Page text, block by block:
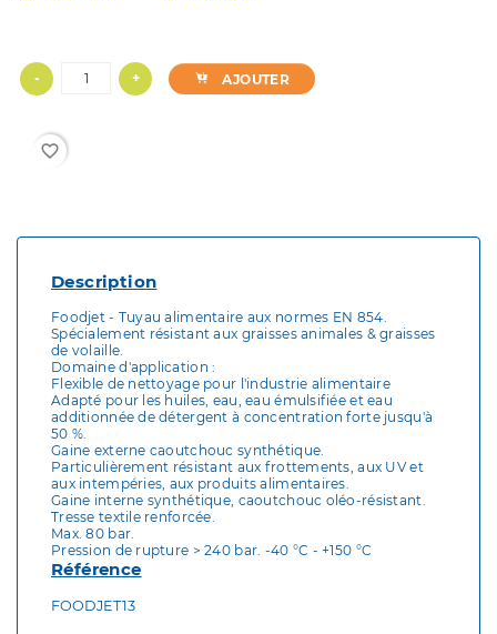
- + AJOUTER
favorite_border
Description
Foodjet - Tuyau alimentaire aux normes EN 854.
Spécialement résistant aux graisses animales & graisses
de volaille.
Domaine d'application :
Flexible de nettoyage pour l'industrie alimentaire
Adapté pour les huiles, eau, eau émulsifiée et eau
additionnée de détergent à concentration forte jusqu'à
50 %.
Gaine externe caoutchouc synthétique.
Particulièrement résistant aux frottements, aux UV et
aux intempéries, aux produits alimentaires.
Gaine interne synthétique, caoutchouc oléo-résistant.
Tresse textile renforcée.
Max. 80 bar.
Pression de rupture > 240 bar. -40 °C - +150 °C
Référence
FOODJET13